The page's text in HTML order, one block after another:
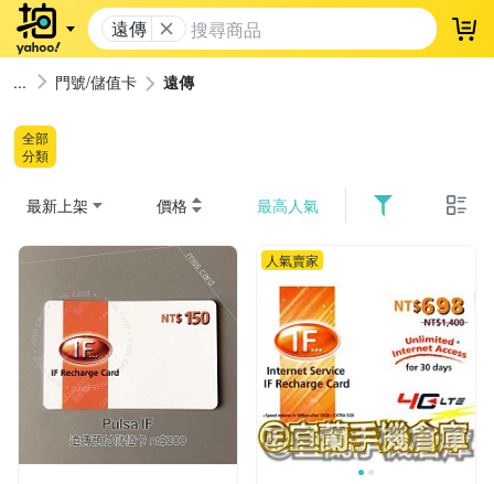
遠傳 登
門號/儲值卡 遠傳
全部
分類
最新上架 價格 最高人氣
人氣賣家